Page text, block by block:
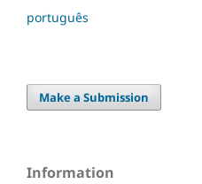
português
Make a Submission
Information